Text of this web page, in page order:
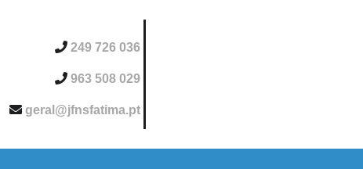
249 726 036
963 508 029
geral@jfnsfatima.pt